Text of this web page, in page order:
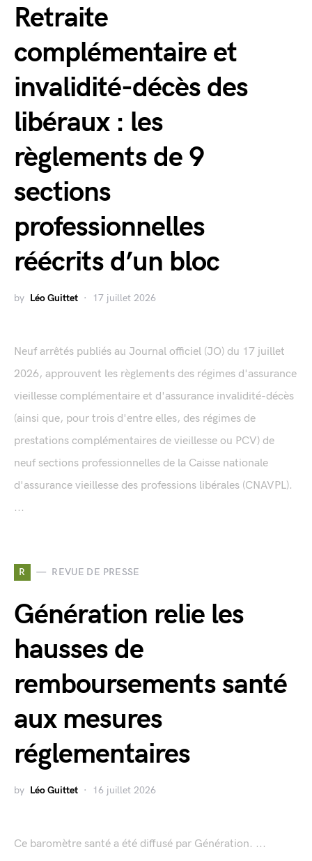
Retraite
complémentaire et
invalidité-décès des
libéraux : les
règlements de 9
sections
professionnelles
réécrits d’un bloc
by Léo Guittet 17 juillet 2026
Neuf arrêtés publiés au Journal officiel (JO) du 17 juillet
2026, approuvent les règlements des régimes d'assurance
vieillesse complémentaire et d'assurance invalidité-décès
(ainsi que, pour trois d'entre elles, des régimes de
prestations complémentaires de vieillesse ou PCV) de
neuf sections professionnelles de la Caisse nationale
d'assurance vieillesse des professions libérales (CNAVPL).
...
R REVUE DE PRESSE
Génération relie les
hausses de
remboursements santé
aux mesures
réglementaires
by Léo Guittet 16 juillet 2026
Ce baromètre santé a été diffusé par Génération. ...